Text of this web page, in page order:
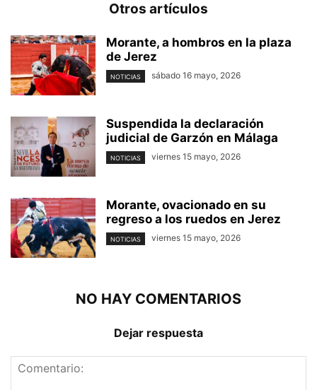
Otros artículos
Morante, a hombros en la plaza
de Jerez
NOTICIAS sábado 16 mayo, 2026
Suspendida la declaración
judicial de Garzón en Málaga
NOTICIAS viernes 15 mayo, 2026
Morante, ovacionado en su
regreso a los ruedos en Jerez
NOTICIAS viernes 15 mayo, 2026
NO HAY COMENTARIOS
Dejar respuesta